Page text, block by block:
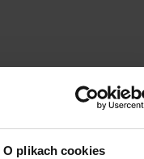
O plikach cookies